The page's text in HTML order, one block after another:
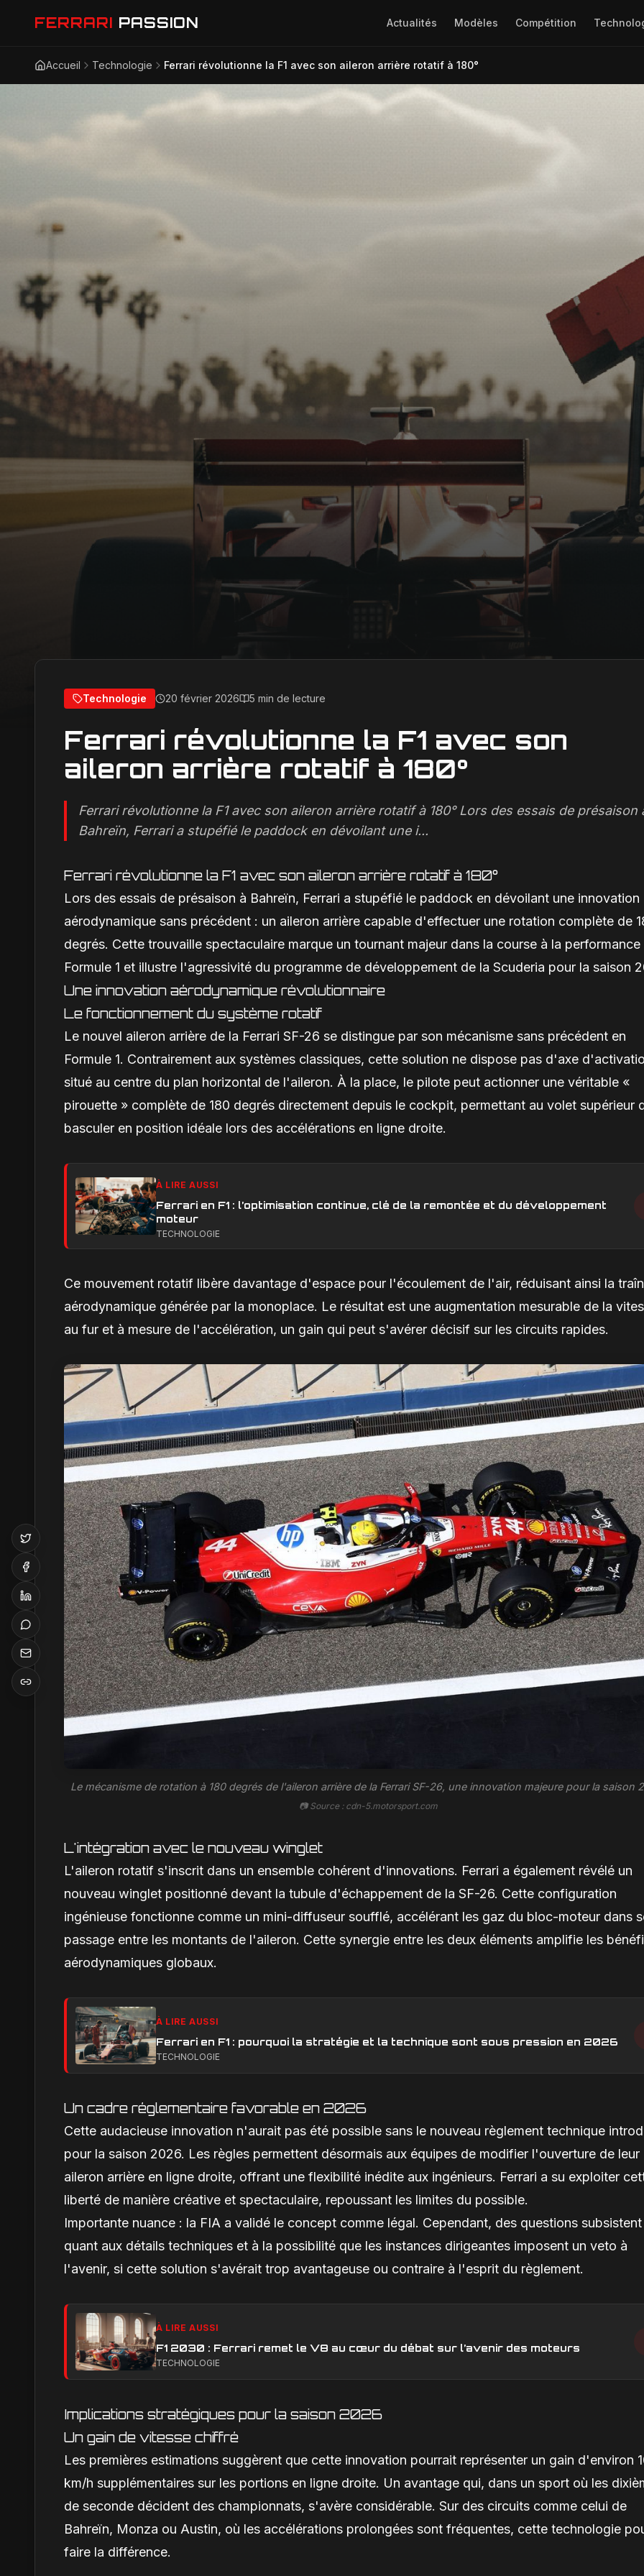
FERRARI PASSION Actualités Modèles Compétition
Accueil Technologie Ferrari révolutionne la F1 avec son aileron arrière rotatif à 180°
Technologie 20 février 2026 5 min de lecture
Ferrari révolutionne la F1 avec son
aileron arrière rotatif à 180°
Ferrari révolutionne la F1 avec son aileron arrière rotatif à 180° Lors des essais de présaison
Bahreïn, Ferrari a stupéfié le paddock en dévoilant une i...
Ferrari révolutionne la F1 avec son aileron arrière rotatif à 180°
Lors des essais de présaison à Bahreïn, Ferrari a stupéfié le paddock en dévoilant une innovation
aérodynamique sans précédent : un aileron arrière capable d'effectuer une rotation complète de
degrés. Cette trouvaille spectaculaire marque un tournant majeur dans la course à la performance
Formule 1 et illustre l'agressivité du programme de développement de la Scuderia pour la saison
Une innovation aérodynamique révolutionnaire
Le fonctionnement du système rotatif
Le nouvel aileron arrière de la Ferrari SF-26 se distingue par son mécanisme sans précédent en
Formule 1. Contrairement aux systèmes classiques, cette solution ne dispose pas d'axe
situé au centre du plan horizontal de l'aileron. À la place, le pilote peut actionner une véritable «
pirouette » complète de 180 degrés directement depuis le cockpit, permettant au volet supérieur
basculer en position idéale lors des accélérations en ligne droite.
À LIRE AUSSI
Ferrari en F1 : l’optimisation continue, clé de la remontée et du développement
moteur
TECHNOLOGIE
Ce mouvement rotatif libère davantage d'espace pour l'écoulement de l'air, réduisant ainsi la
aérodynamique générée par la monoplace. Le résultat est une augmentation mesurable de la
au fur et à mesure de l'accélération, un gain qui peut s'avérer décisif sur les circuits rapides.
Le mécanisme de rotation à 180 degrés de l'aileron arrière de la Ferrari SF-26, une innovation majeure pour la saison
📷 Source : cdn-5.motorsport.com
L'intégration avec le nouveau winglet
L'aileron rotatif s'inscrit dans un ensemble cohérent d'innovations. Ferrari a également révélé un
nouveau winglet positionné devant la tubule d'échappement de la SF-26. Cette configuration
ingénieuse fonctionne comme un mini-diffuseur soufflé, accélérant les gaz du bloc-moteur dans
passage entre les montants de l'aileron. Cette synergie entre les deux éléments amplifie les
aérodynamiques globaux.
À LIRE AUSSI
Ferrari en F1 : pourquoi la stratégie et la technique sont sous pression en 2026
TECHNOLOGIE
Un cadre réglementaire favorable en 2026
Cette audacieuse innovation n'aurait pas été possible sans le nouveau règlement technique
pour la saison 2026. Les règles permettent désormais aux équipes de modifier l'ouverture de leur
aileron arrière en ligne droite, offrant une flexibilité inédite aux ingénieurs. Ferrari a su exploiter
liberté de manière créative et spectaculaire, repoussant les limites du possible.
Importante nuance : la FIA a validé le concept comme légal. Cependant, des questions subsistent
quant aux détails techniques et à la possibilité que les instances dirigeantes imposent un veto à
l'avenir, si cette solution s'avérait trop avantageuse ou contraire à l'esprit du règlement.
À LIRE AUSSI
F1 2030 : Ferrari remet le V8 au cœur du débat sur l’avenir des moteurs
TECHNOLOGIE
Implications stratégiques pour la saison 2026
Un gain de vitesse chiffré
Les premières estimations suggèrent que cette innovation pourrait représenter un gain d'environ
km/h supplémentaires sur les portions en ligne droite. Un avantage qui, dans un sport où les
de seconde décident des championnats, s'avère considérable. Sur des circuits comme celui de
Bahreïn, Monza ou Austin, où les accélérations prolongées sont fréquentes, cette technologie
faire la différence.